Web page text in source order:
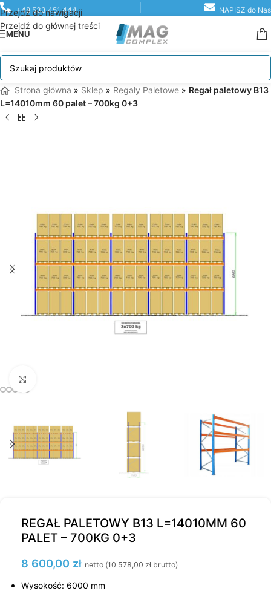
Przejdź do nawigacji
Przejdź do głównej treści
+48 533 451 444 NAPISZ do Nas
MENU
Strona główna » Sklep » Regały Paletowe » Regał paletowy B13
L=14010mm 60 palet – 700kg 0+3
REGAŁ PALETOWY B13 L=14010MM 60
PALET – 700KG 0+3
8 600,00 zł netto (10 578,00 zł brutto)
Wysokość: 6000 mm